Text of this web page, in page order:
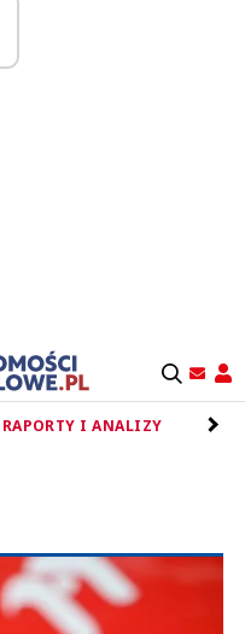
RAPORTY I ANALIZY